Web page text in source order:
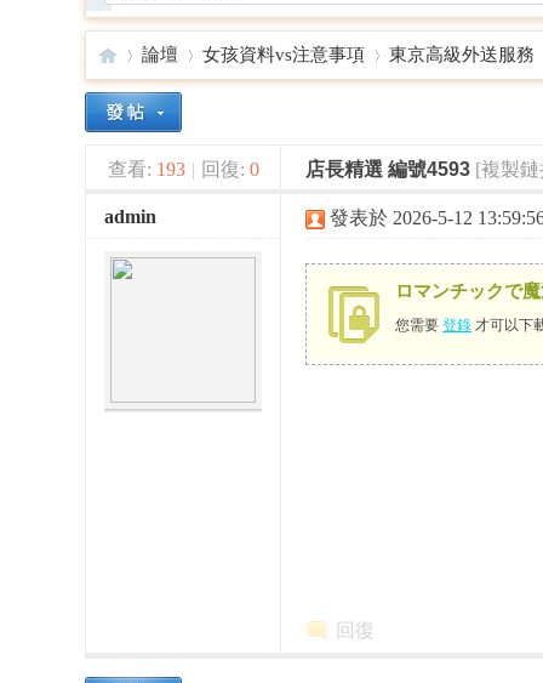
🥇
日
»
論壇
›
女孩資料vs注意事項
›
東京高級外送服務
›
查看: 193 | 回復: 0 店長精選 編號4593 [複製
admin 發表於 2026-5-12
ロマンチックで
您需要 登錄 才可以下
回復